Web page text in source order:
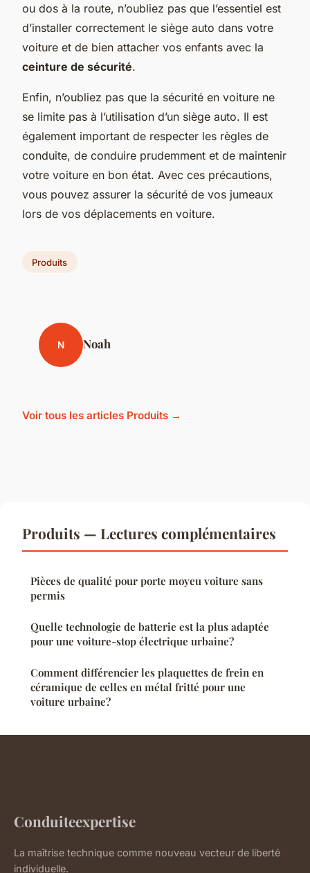
ou dos à la route, n’oubliez pas que l’essentiel est
d’installer correctement le siège auto dans votre
voiture et de bien attacher vos enfants avec la
ceinture de sécurité.
Enfin, n’oubliez pas que la sécurité en voiture ne
se limite pas à l’utilisation d’un siège auto. Il est
également important de respecter les règles de
conduite, de conduire prudemment et de maintenir
votre voiture en bon état. Avec ces précautions,
vous pouvez assurer la sécurité de vos jumeaux
lors de vos déplacements en voiture.
Produits
N Noah
Voir tous les articles Produits →
Produits — Lectures complémentaires
Pièces de qualité pour porte moyeu voiture sans
permis
Quelle technologie de batterie est la plus adaptée
pour une voiture-stop électrique urbaine?
Comment différencier les plaquettes de frein en
céramique de celles en métal fritté pour une
voiture urbaine?
Conduiteexpertise
La maîtrise technique comme nouveau vecteur de liberté
individuelle.